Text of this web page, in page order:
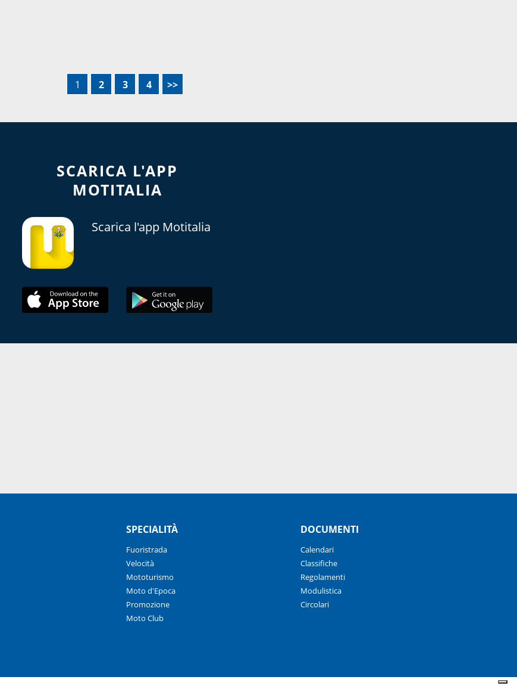
1 2 3 4 >>
SCARICA L'APP
MOTITALIA
Scarica l'app Motitalia
SPECIALITÀ
Fuoristrada
Velocità
Mototurismo
Moto d'Epoca
Promozione
Moto Club
DOCUMENTI
Calendari
Classifiche
Regolamenti
Modulistica
Circolari